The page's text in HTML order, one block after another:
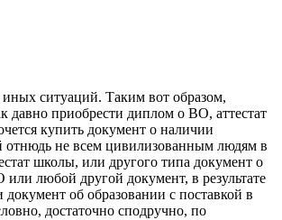
ситуаций. Таким вот образом,
давно приобрести диплом о ВО, аттестат
купить документ о наличии
отнюдь не всем цивилизованным людям в
школы, или другого типа документ о
любой другой документ, в результате
об образовании с поставкой в
достаточно сподручно, по